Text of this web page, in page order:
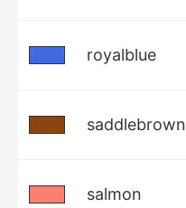
royalblue
saddlebrown
salmon